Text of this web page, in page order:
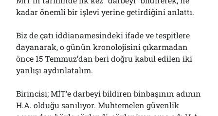
kadar önemli bir işlevi yerine getirdiğini anlattı.
Biz de çatı iddianamesindeki ifade ve tespitlere
dayanarak, o günün kronolojisini çıkarmadan
önce 15 Temmuz’dan beri doğru kabul edilen iki
yanlışı aydınlatalım.
Birincisi; MİT’e darbeyi bildiren binbaşının adının
H.A. olduğu sanılıyor. Muhtemelen güvenlik